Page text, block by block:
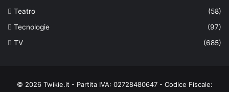
Teatro
(58)
Tecnologie
(97)
TV
(685)
© 2026 Twikie.it - Partita IVA: 02728480647 - Codice Fiscale: